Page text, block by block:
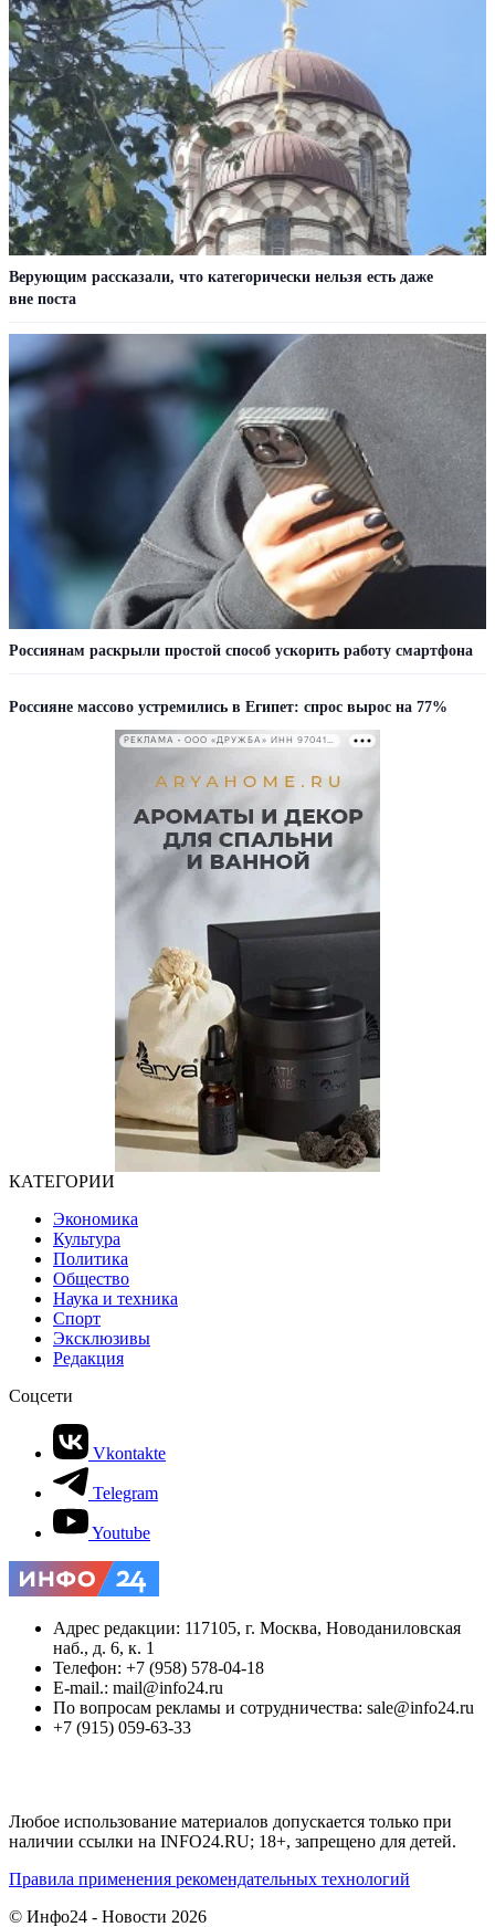
Верующим рассказали, что категорически нельзя есть даже
вне поста
Россиянам раскрыли простой способ ускорить работу смартфона
Россияне массово устремились в Египет: спрос вырос на 77%
РЕКЛАМА • ООО «ДРУЖБА» ИНН 9704146411
КАТЕГОРИИ
Экономика
Культура
Политика
Общество
Наука и техника
Спорт
Эксклюзивы
Редакция
Соцсети
Vkontakte
Telegram
Youtube
Адрес редакции: 117105, г. Москва, Новоданиловская
наб., д. 6, к. 1
Телефон: +7 (958) 578-04-18
E-mail.: mail@info24.ru
По вопросам рекламы и сотрудничества: sale@info24.ru
+7 (915) 059-63-33
Любое использование материалов допускается только при
наличии ссылки на INFO24.RU; 18+, запрещено для детей.
Правила применения рекомендательных технологий
© Инфо24 - Новости 2026